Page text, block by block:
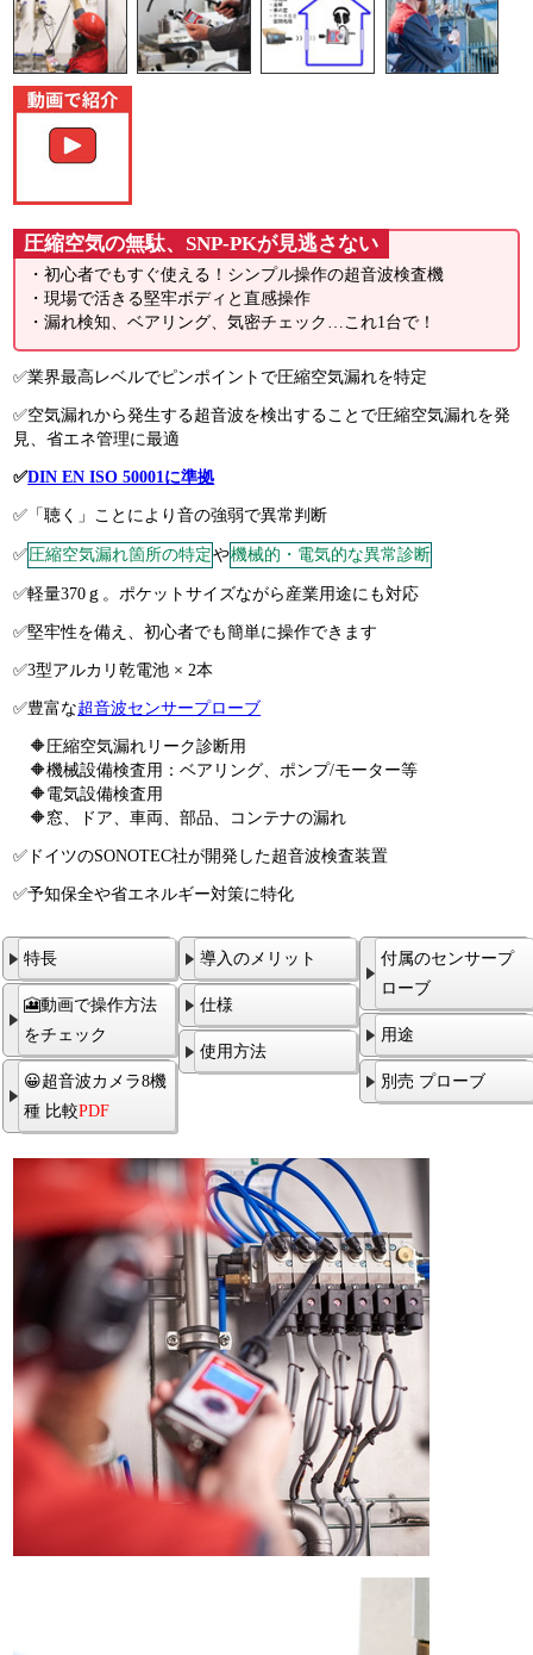
圧縮空気の無駄、SNP-PKが見逃さない
・初心者でもすぐ使える！シンプル操作の超音波検査機
・現場で活きる堅牢ボディと直感操作
・漏れ検知、ベアリング、気密チェック…これ1台で！
✅業界最高レベルでピンポイントで圧縮空気漏れを特定
✅空気漏れから発生する超音波を検出することで圧縮空気漏れを発
見、省エネ管理に最適
✅DIN EN ISO 50001に準拠
✅「聴く」ことにより音の強弱で異常判断
✅圧縮空気漏れ箇所の特定や機械的・電気的な異常診断
✅軽量370ｇ。ポケットサイズながら産業用途にも対応
✅堅牢性を備え、初心者でも簡単に操作できます
✅3型アルカリ乾電池 × 2本
✅豊富な超音波センサープローブ
🔶圧縮空気漏れリーク診断用
🔶機械設備検査用：ベアリング、ポンプ/モーター等
🔶電気設備検査用
🔶窓、ドア、車両、部品、コンテナの漏れ
✅ドイツのSONOTEC社が開発した超音波検査装置
✅予知保全や省エネルギー対策に特化
特長
🎦動画で操作方法
をチェック
😀超音波カメラ8機
種 比較PDF
導入のメリット
仕様
使用方法
付属のセンサープ
ローブ
用途
別売 プローブ